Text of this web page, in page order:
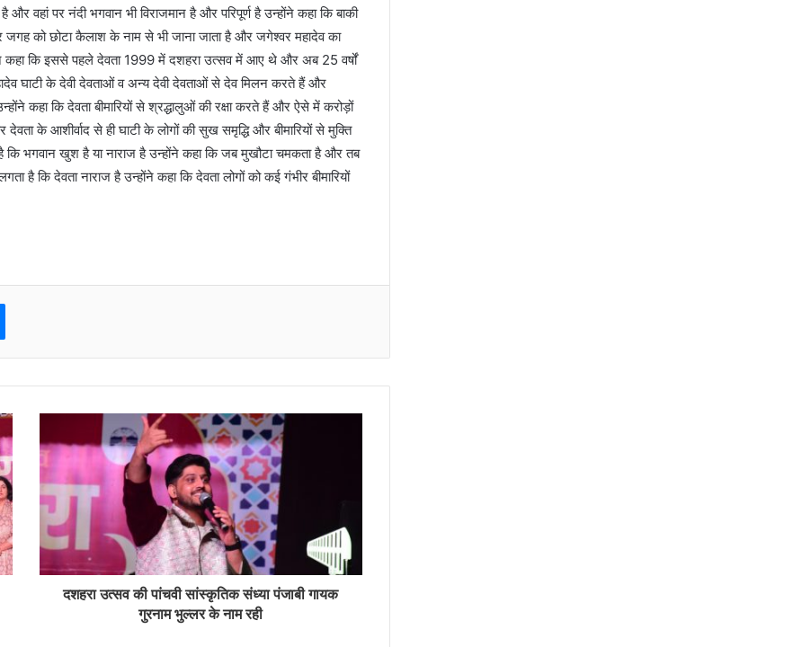
वहां पर नंदी भगवान भी विराजमान है और परिपूर्ण है उन्होंने कहा कि बाकी
जगह को छोटा कैलाश के नाम से भी जाना जाता है और जगेश्वर महादेव का
कहा कि इससे पहले देवता 1999 में दशहरा उत्सव में आए थे और अब 25 वर्षों
घाटी के देवी देवताओं व अन्य देवी देवताओं से देव मिलन करते हैं और
कहा कि देवता बीमारियों से श्रद्धालुओं की रक्षा करते हैं और ऐसे में करोड़ों
के आशीर्वाद से ही घाटी के लोगों की सुख समृद्धि और बीमारियों से मुक्ति
कि भगवान खुश है या नाराज है उन्होंने कहा कि जब मुखौटा चमकता है और तब
है कि देवता नाराज है उन्होंने कहा कि देवता लोगों को कई गंभीर बीमारियों
दशहरा उत्सव की पांचवी सांस्कृतिक संध्या पंजाबी गायक
गुरनाम भुल्लर के नाम रही